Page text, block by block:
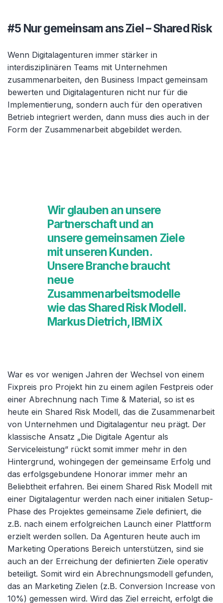
#5 Nur gemeinsam ans Ziel – Shared Risk
Wenn Digitalagenturen immer stärker in
interdisziplinären Teams mit Unternehmen
zusammenarbeiten, den Business Impact gemeinsam
bewerten und Digitalagenturen nicht nur für die
Implementierung, sondern auch für den operativen
Betrieb integriert werden, dann muss dies auch in der
Form der Zusammenarbeit abgebildet werden.
Wir glauben an unsere
Partnerschaft und an
unsere gemeinsamen Ziele
mit unseren Kunden.
Unsere Branche braucht
neue
Zusammenarbeitsmodelle
wie das Shared Risk Modell.
Markus Dietrich, IBM iX
War es vor wenigen Jahren der Wechsel von einem
Fixpreis pro Projekt hin zu einem agilen Festpreis oder
einer Abrechnung nach Time & Material, so ist es
heute ein Shared Risk Modell, das die Zusammenarbeit
von Unternehmen und Digitalagentur neu prägt. Der
klassische Ansatz „Die Digitale Agentur als
Serviceleistung“ rückt somit immer mehr in den
Hintergrund, wohingegen der gemeinsame Erfolg und
das erfolgsgebundene Honorar immer mehr an
Beliebtheit erfahren. Bei einem Shared Risk Modell mit
einer Digitalagentur werden nach einer initialen Setup-
Phase des Projektes gemeinsame Ziele definiert, die
z.B. nach einem erfolgreichen Launch einer Plattform
erzielt werden sollen. Da Agenturen heute auch im
Marketing Operations Bereich unterstützen, sind sie
auch an der Erreichung der definierten Ziele operativ
beteiligt. Somit wird ein Abrechnungsmodell gefunden,
das an Marketing Zielen (z.B. Conversion Increase von
10%) gemessen wird. Wird das Ziel erreicht, erfolgt die